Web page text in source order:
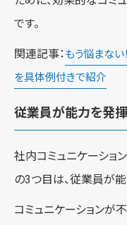
です。
関連記事： もう悩まない
を具体例付きで紹介
従業員が能力を発
社内コミュニケーショ
の3つ目は、従業員が
コミュニケーションが